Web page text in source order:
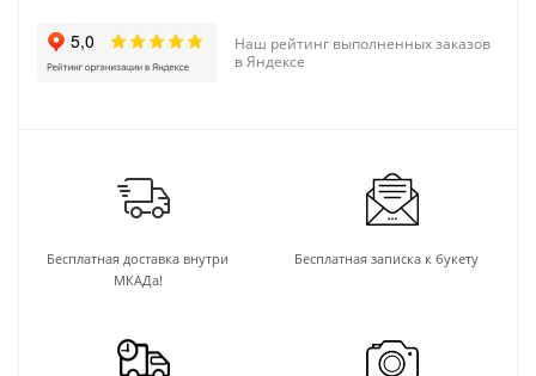
Наш рейтинг выполненных заказов
в Яндексе
Бесплатная доставка внутри
МКАДа!
Бесплатная записка к букету